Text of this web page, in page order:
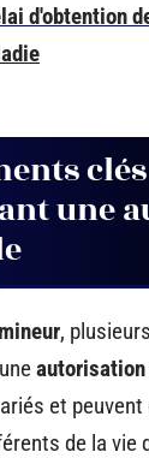
d'obtention
clés
une
mineur,
et
de la vie